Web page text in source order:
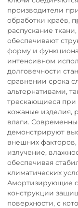
производители
обработки краёв,
распускание
обеспечивают
форму и
интенсивном
долговечности
сравнении срока
альтернативами,
трескающиеся при
кожаные изделия,
влаги.
демонстрируют
внешних
излучение,
обеспечивая
климатических
Амортизирующие
конструкции
поверхности, с